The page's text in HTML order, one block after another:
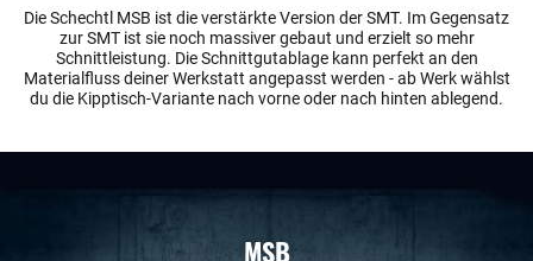
Die Schechtl MSB ist die verstärkte Version der SMT. Im Gegensatz
zur SMT ist sie noch massiver gebaut und erzielt so mehr
Schnittleistung. Die Schnittgutablage kann perfekt an den
Materialfluss deiner Werkstatt angepasst werden - ab Werk wählst
du die Kipptisch-Variante nach vorne oder nach hinten ablegend.
MSB